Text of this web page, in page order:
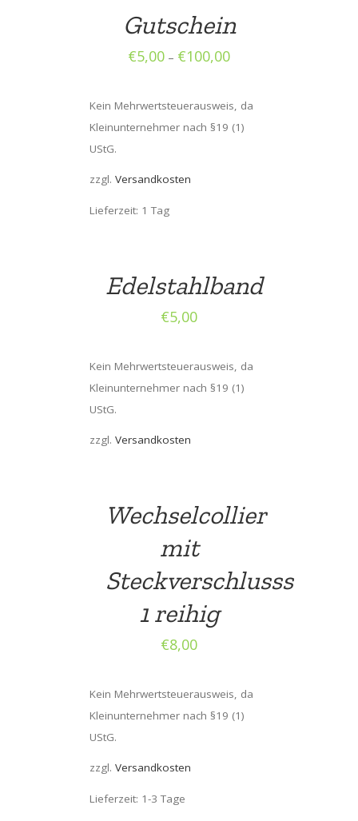
Gutschein
€5,00 – €100,00
Kein Mehrwertsteuerausweis, da
Kleinunternehmer nach §19 (1)
UStG.
zzgl. Versandkosten
Lieferzeit: 1 Tag
Edelstahlband
€5,00
Kein Mehrwertsteuerausweis, da
Kleinunternehmer nach §19 (1)
UStG.
zzgl. Versandkosten
Wechselcollier
mit
Steckverschlusss
1 reihig
€8,00
Kein Mehrwertsteuerausweis, da
Kleinunternehmer nach §19 (1)
UStG.
zzgl. Versandkosten
Lieferzeit: 1-3 Tage